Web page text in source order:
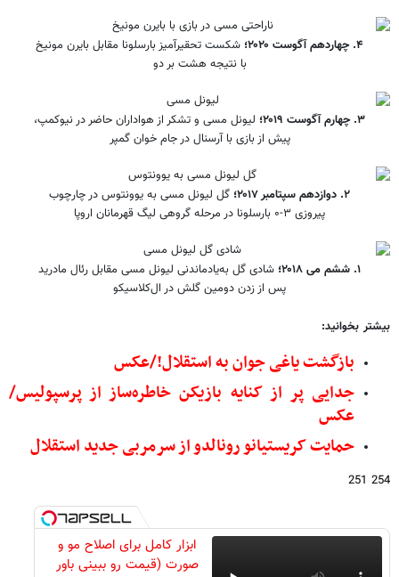
۴. چهاردهم آگوست ۲۰۲۰؛
شکست تحقیرآمیز بارسلونا مقابل بایرن مونیخ
با نتیجه هشت بر دو
۳. چهارم آگوست ۲۰۱۹؛
لیونل مسی و تشکر از هواداران حاضر در نیوکمپ،
پیش از بازی با آرسنال در جام خوان گمپر
۲. دوازدهم سپتامبر ۲۰۱۷؛
گل لیونل مسی به یوونتوس در چارچوب
پیروزی ۳-۰ بارسلونا در مرحله گروهی لیگ قهرمانان اروپا
۱. ششم می ۲۰۱۸؛
شادی گل به‌یادماندنی لیونل مسی مقابل رئال مادرید
پس از زدن دومین گلش در ال‌کلاسیکو
بیشتر بخوانید:
بازگشت یاغی جوان به استقلال!/عکس
جدایی پر از کنایه بازیکن خاطره‌ساز از پرسپولیس/
عکس
حمایت کریستیانو رونالدو از سرمربی جدید استقلال
254 251
ابزار کامل برای اصلاح مو و
صورت (قیمت رو ببینی باور